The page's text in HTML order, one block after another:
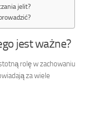
jelit?
jest ważne?
rolę w zachowaniu
za wiele